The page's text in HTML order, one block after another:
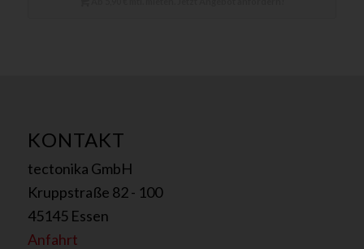
KONTAKT
tectonika GmbH
Kruppstraße 82 - 100
45145 Essen
Anfahrt